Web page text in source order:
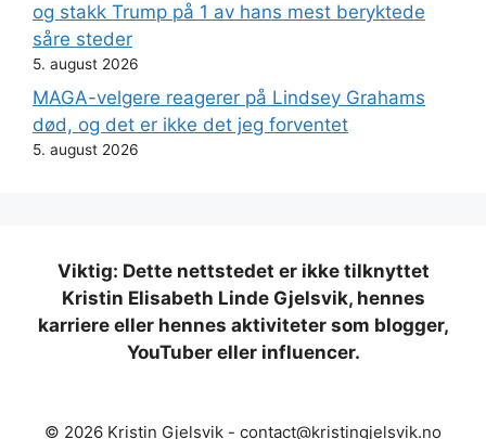
og stakk Trump på 1 av hans mest beryktede
såre steder
5. august 2026
MAGA-velgere reagerer på Lindsey Grahams
død, og det er ikke det jeg forventet
5. august 2026
Viktig: Dette nettstedet er ikke tilknyttet
Kristin Elisabeth Linde Gjelsvik, hennes
karriere eller hennes aktiviteter som blogger,
YouTuber eller influencer.
© 2026 Kristin Gjelsvik - contact@kristingjelsvik.no